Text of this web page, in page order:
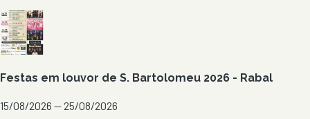
Festas em louvor de S. Bartolomeu 2026 - Rabal
15/08/2026 — 25/08/2026